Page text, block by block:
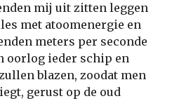
mij uit zitten leggen
met atoomenergie en
meters per seconde
oorlog ieder schip en
blazen, zoodat men
gerust op de oud